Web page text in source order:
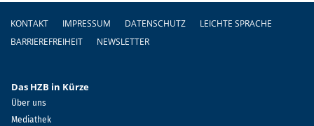
Fußzeile
KONTAKT IMPRESSUM DATENSCHUTZ
LEICHTE SPRACHE
BARRIEREFREIHEIT
NEWSLETTER
Das HZB in Kürze
Über uns
Mediathek